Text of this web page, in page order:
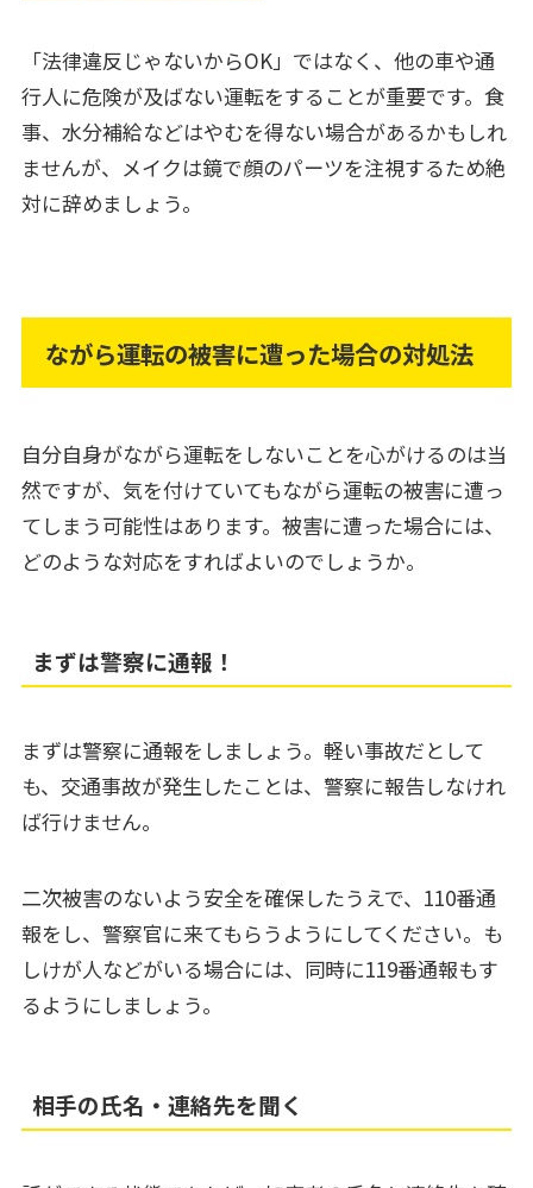
「法律違反じゃないからOK」ではなく、他の車や通
行人に危険が及ばない運転をすることが重要です。食
事、水分補給などはやむを得ない場合があるかもしれ
ませんが、メイクは鏡で顔のパーツを注視するため絶
対に辞めましょう。
ながら運転の被害に遭った場合の対処法
自分自身がながら運転をしないことを心がけるのは当
然ですが、気を付けていてもながら運転の被害に遭っ
てしまう可能性はあります。被害に遭った場合には、
どのような対応をすればよいのでしょうか。
まずは警察に通報！
まずは警察に通報をしましょう。軽い事故だとして
も、交通事故が発生したことは、警察に報告しなけれ
ば行けません。
二次被害のないよう安全を確保したうえで、110番通
報をし、警察官に来てもらうようにしてください。も
しけが人などがいる場合には、同時に119番通報もす
るようにしましょう。
相手の氏名・連絡先を聞く